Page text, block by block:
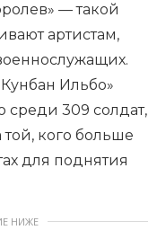
— такой
артистам,
Ильбо»
среди 309 солдат,
той, кого больше
для поднятия
НИЖЕ